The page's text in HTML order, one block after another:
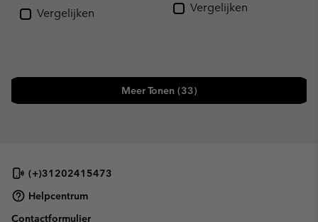
Vergelijken
Vergelijken
Meer Tonen (33)
(+)31202415473
Helpcentrum
Contactformulier